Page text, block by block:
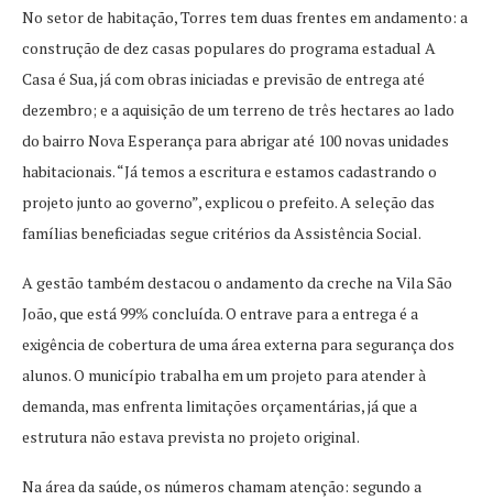
No setor de habitação, Torres tem duas frentes em andamento: a
construção de dez casas populares do programa estadual A
Casa é Sua, já com obras iniciadas e previsão de entrega até
dezembro; e a aquisição de um terreno de três hectares ao lado
do bairro Nova Esperança para abrigar até 100 novas unidades
habitacionais. “Já temos a escritura e estamos cadastrando o
projeto junto ao governo”, explicou o prefeito. A seleção das
famílias beneficiadas segue critérios da Assistência Social.
A gestão também destacou o andamento da creche na Vila São
João, que está 99% concluída. O entrave para a entrega é a
exigência de cobertura de uma área externa para segurança dos
alunos. O município trabalha em um projeto para atender à
demanda, mas enfrenta limitações orçamentárias, já que a
estrutura não estava prevista no projeto original.
Na área da saúde, os números chamam atenção: segundo a